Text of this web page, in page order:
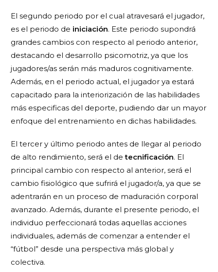
Elsegundo periodo por el cual atravesará el jugador,
es el periodo de iniciación. Este periodo supondrá
grandes cambios con respecto al periodo anterior,
destacando el desarrollo psicomotriz, ya que los
jugadores/as serán más maduros cognitivamente.
Además, en el periodo actual, el jugador ya estará
capacitado para la interiorización de las habilidades
más especificas del deporte, pudiendo dar un mayor
enfoque del entrenamiento en dichas habilidades.
Eltercer y último periodo antes de llegar al periodo
de alto rendimiento, será el detecnificación. El
principal cambio con respecto al anterior, será el
cambio fisiológico que sufrirá el jugador/a, ya que se
adentrarán en un proceso de maduración corporal
avanzado. Además, durante el presente periodo, el
individuo perfeccionará todas aquellas acciones
individuales, además de comenzar a entender el
“fútbol” desde una perspectiva más global y
colectiva.